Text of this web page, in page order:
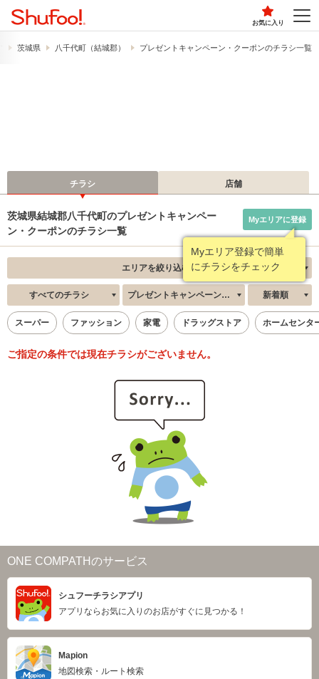
お気に入り
茨城県 八千代町（結城郡） プレゼントキャンペーン・クーポンのチラシ一覧
チラシ 店舗
茨城県結城郡八千代町のプレゼントキャンペー
ン・クーポンのチラシ一覧
Myエリア登録で簡単
にチラシをチェック
Myエリアに登録
エリアを絞り込む
すべてのチラシ プレゼントキャンペーン・クーポン 新着順
スーパー ファッション 家電 ドラッグストア ホームセンタ
ご指定の条件では現在チラシがございません。
ONE COMPATHのサービス
シュフーチラシアプリ
アプリならお気に入りのお店がすぐに見つかる！
Mapion
地図検索・ルート検索